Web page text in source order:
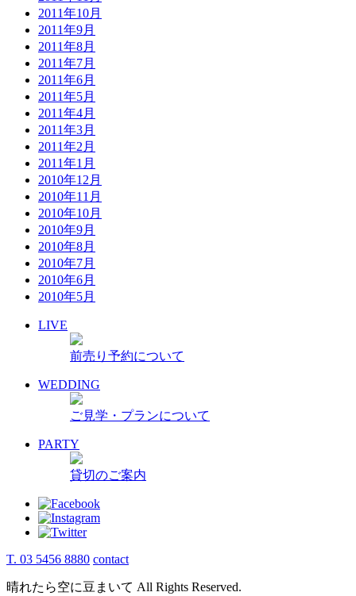
2011年10月
2011年9月
2011年8月
2011年7月
2011年6月
2011年5月
2011年4月
2011年3月
2011年2月
2011年1月
2010年12月
2010年11月
2010年10月
2010年9月
2010年8月
2010年7月
2010年6月
2010年5月
LIVE
前売り予約について
WEDDING
ご見学・プランについて
PARTY
貸切のご案内
T. 03 5456 8880 contact
晴れたら空に豆まいて All Rights Reserved.